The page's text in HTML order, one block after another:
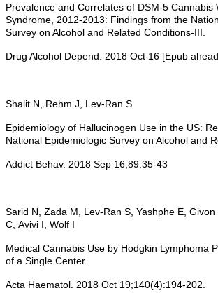
Prevalence and Correlates of DSM-5 Cannabis
Syndrome, 2012-2013: Findings from the
Survey on Alcohol and Related Conditions-III.
Drug Alcohol Depend. 2018 Oct 16 [Epub
Shalit N, Rehm J, Lev-Ran S
Epidemiology of Hallucinogen Use in the US:
National Epidemiologic Survey on Alcohol and
Addict Behav. 2018 Sep 16;89:35-43
Sarid N, Zada M, Lev-Ran S, Yashphe E,
C, Avivi I, Wolf I
Medical Cannabis Use by Hodgkin Lymphoma
of a Single Center.
Acta Haematol. 2018 Oct 19;140(4):194-202.